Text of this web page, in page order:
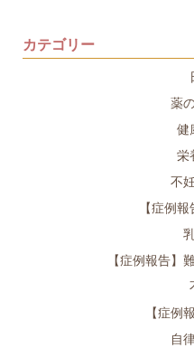
カテゴリー
薬
健
栄
不
【症例
【症例報告】
【症例
自